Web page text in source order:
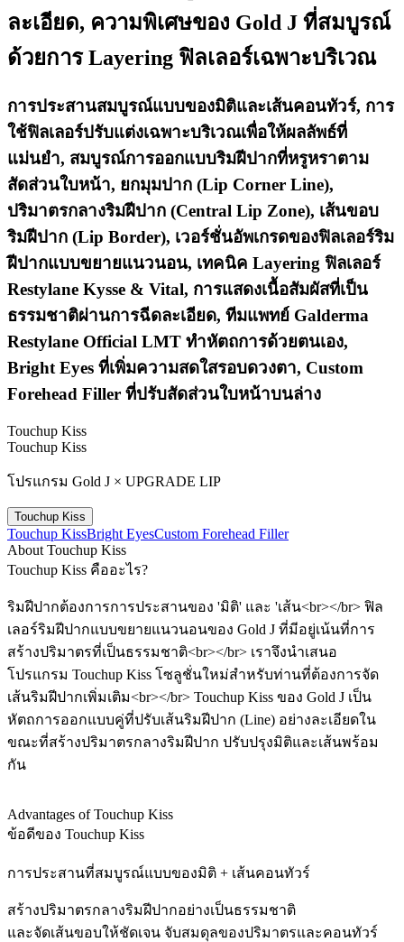
ละเอียด, ความพิเศษของ Gold J ที่สมบูรณ์
ด้วยการ Layering ฟิลเลอร์เฉพาะบริเวณ
การประสานสมบูรณ์แบบของมิติและเส้นคอนทัวร์, การ
ใช้ฟิลเลอร์ปรับแต่งเฉพาะบริเวณเพื่อให้ผลลัพธ์ที่
แม่นยำ, สมบูรณ์การออกแบบริมฝีปากที่หรูหราตาม
สัดส่วนใบหน้า, ยกมุมปาก (Lip Corner Line),
ปริมาตรกลางริมฝีปาก (Central Lip Zone), เส้นขอบ
ริมฝีปาก (Lip Border), เวอร์ชั่นอัพเกรดของฟิลเลอร์ริม
ฝีปากแบบขยายแนวนอน, เทคนิค Layering ฟิลเลอร์
Restylane Kysse & Vital, การแสดงเนื้อสัมผัสที่เป็น
ธรรมชาติผ่านการฉีดละเอียด, ทีมแพทย์ Galderma
Restylane Official LMT ทำหัตถการด้วยตนเอง,
Bright Eyes ที่เพิ่มความสดใสรอบดวงตา, Custom
Forehead Filler ที่ปรับสัดส่วนใบหน้าบนล่าง
Touchup Kiss
Touchup Kiss
โปรแกรม Gold J × UPGRADE LIP
Touchup Kiss
Touchup KissBright EyesCustom Forehead Filler
About Touchup Kiss
Touchup Kiss คืออะไร?
ริมฝีปากต้องการการประสานของ 'มิติ' และ 'เส้น<br></br> ฟิล
เลอร์ริมฝีปากแบบขยายแนวนอนของ Gold J ที่มีอยู่เน้นที่การ
สร้างปริมาตรที่เป็นธรรมชาติ<br></br> เราจึงนำเสนอ
โปรแกรม Touchup Kiss โซลูชั่นใหม่สำหรับท่านที่ต้องการจัด
เส้นริมฝีปากเพิ่มเติม<br></br> Touchup Kiss ของ Gold J เป็น
หัตถการออกแบบคู่ที่ปรับเส้นริมฝีปาก (Line) อย่างละเอียดใน
ขณะที่สร้างปริมาตรกลางริมฝีปาก ปรับปรุงมิติและเส้นพร้อม
กัน
Advantages of Touchup Kiss
ข้อดีของ Touchup Kiss
การประสานที่สมบูรณ์แบบของมิติ + เส้นคอนทัวร์
สร้างปริมาตรกลางริมฝีปากอย่างเป็นธรรมชาติ
และจัดเส้นขอบให้ชัดเจน จับสมดุลของปริมาตรและคอนทัวร์